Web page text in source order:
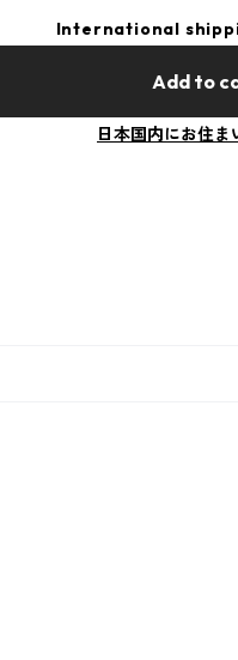
International
Add to
日本国内にお住ま